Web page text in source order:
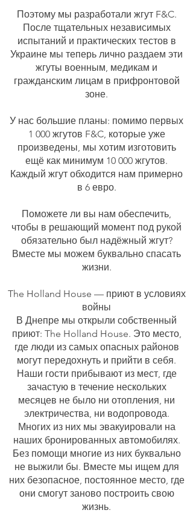
Поэтому мы разработали жгут F&C.
После тщательных независимых
испытаний и практических тестов в
Украине мы теперь лично раздаем эти
жгуты военным, медикам и
гражданским лицам в прифронтовой
зоне.
У нас большие планы: помимо первых
1 000 жгутов F&C, которые уже
произведены, мы хотим изготовить
ещё как минимум 10 000 жгутов.
Каждый жгут обходится нам примерно
в 6 евро.
Поможете ли вы нам обеспечить,
чтобы в решающий момент под рукой
обязательно был надёжный жгут?
Вместе мы можем буквально спасать
жизни.
The Holland House — приют в условиях
войны
В Днепре мы открыли собственный
приют: The Holland House. Это место,
где люди из самых опасных районов
могут передохнуть и прийти в себя.
Наши гости прибывают из мест, где
зачастую в течение нескольких
месяцев не было ни отопления, ни
электричества, ни водопровода.
Многих из них мы эвакуировали на
наших бронированных автомобилях.
Без помощи многие из них буквально
не выжили бы. Вместе мы ищем для
них безопасное, постоянное место, где
они смогут заново построить свою
жизнь.